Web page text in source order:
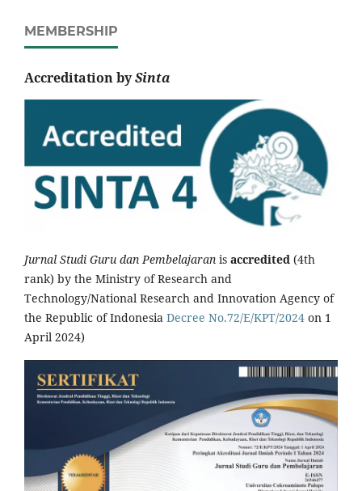
MEMBERSHIP
Accreditation bySinta
Jurnal Studi Guru dan Pembelajaran is accredited (4th
rank) by the Ministry of Research and
Technology/National Research and Innovation Agency of
the Republic of Indonesia Decree No.72/E/KPT/2024 on 1
April 2024)